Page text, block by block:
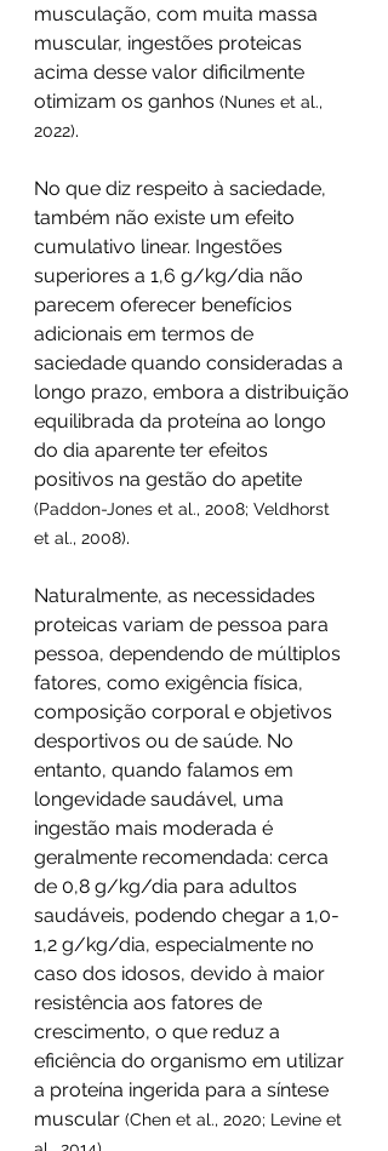
musculação, com muita massa
muscular, ingestões proteicas
acima desse valor dificilmente
otimizam os ganhos (Nunes et al.,
2022).
No que diz respeito à saciedade,
também não existe um efeito
cumulativo linear. Ingestões
superiores a 1,6 g/kg/dia não
parecem oferecer benefícios
adicionais em termos de
saciedade quando consideradas a
longo prazo, embora a distribuição
equilibrada da proteína ao longo
do dia aparente ter efeitos
positivos na gestão do apetite
(Paddon-Jones et al., 2008; Veldhorst
et al., 2008).
Naturalmente, as necessidades
proteicas variam de pessoa para
pessoa, dependendo de múltiplos
fatores, como exigência física,
composição corporal e objetivos
desportivos ou de saúde. No
entanto, quando falamos em
longevidade saudável, uma
ingestão mais moderada é
geralmente recomendada: cerca
de 0,8 g/kg/dia para adultos
saudáveis, podendo chegar a 1,0-
1,2 g/kg/dia, especialmente no
caso dos idosos, devido à maior
resistência aos fatores de
crescimento, o que reduz a
eficiência do organismo em utilizar
a proteína ingerida para a síntese
muscular (Chen et al., 2020; Levine et